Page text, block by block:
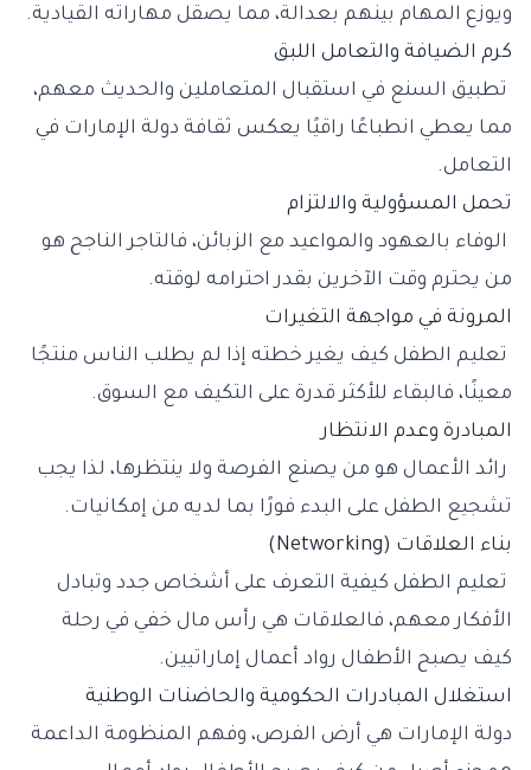
ويوزع المهام بينهم بعدالة، مما يصقل مهاراته القيادية.
كرم الضيافة والتعامل اللبق
تطبيق السنع في استقبال المتعاملين والحديث معهم،
مما يعطي انطباعًا راقيًا يعكس ثقافة دولة الإمارات في
التعامل.
تحمل المسؤولية والالتزام
الوفاء بالعهود والمواعيد مع الزبائن، فالتاجر الناجح هو
من يحترم وقت الآخرين بقدر احترامه لوقته.
المرونة في مواجهة التغيرات
تعليم الطفل كيف يغير خطته إذا لم يطلب الناس منتجًا
معينًا، فالبقاء للأكثر قدرة على التكيف مع السوق.
المبادرة وعدم الانتظار
رائد الأعمال هو من يصنع الفرصة ولا ينتظرها، لذا يجب
تشجيع الطفل على البدء فورًا بما لديه من إمكانيات.
بناء العلاقات (Networking)
تعليم الطفل كيفية التعرف على أشخاص جدد وتبادل
الأفكار معهم، فالعلاقات هي رأس مال خفي في رحلة
كيف يصبح الأطفال رواد أعمال إماراتيين.
استغلال المبادرات الحكومية والحاضنات الوطنية
دولة الإمارات هي أرض الفرص، وفهم المنظومة الداعمة